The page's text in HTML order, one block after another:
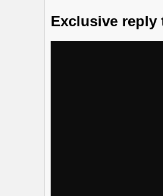
Exclusive reply